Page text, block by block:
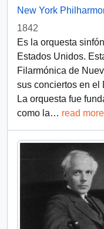
New York
1842
Es la orquesta
Estados Unidos.
Filarmónica de
sus conciertos en el
La orquesta fue
como la… read more